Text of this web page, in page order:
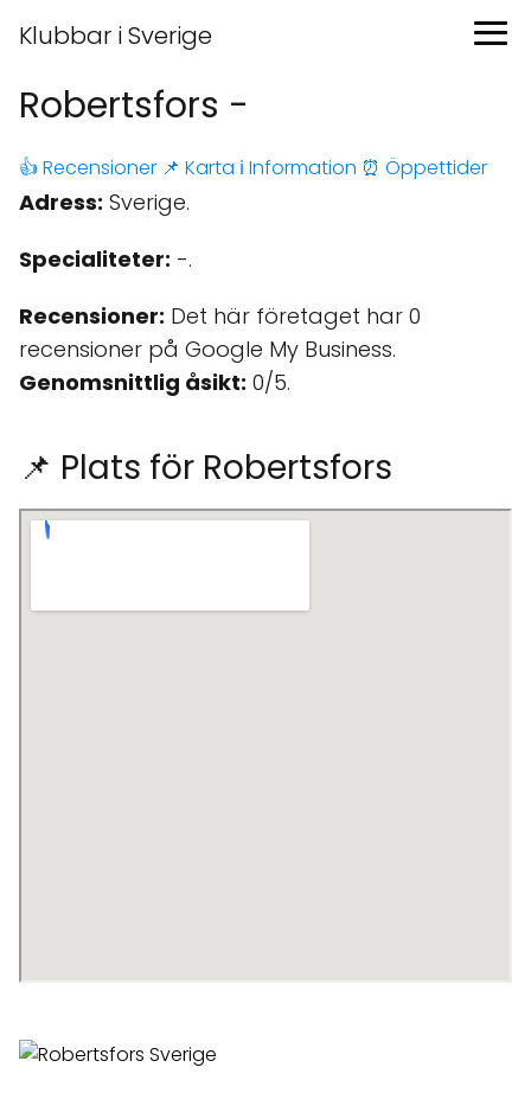
Klubbar i Sverige
Robertsfors -
👍 Recensioner 📌 Karta ℹ️ Information ⏰ Öppettider
Adress: Sverige.
Specialiteter: -.
Recensioner: Det här företaget har 0
recensioner på Google My Business.
Genomsnittlig åsikt: 0/5.
📌 Plats för Robertsfors